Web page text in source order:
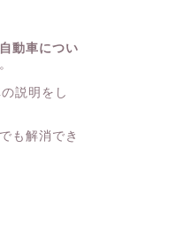
動車につい
説明をし
も解消でき